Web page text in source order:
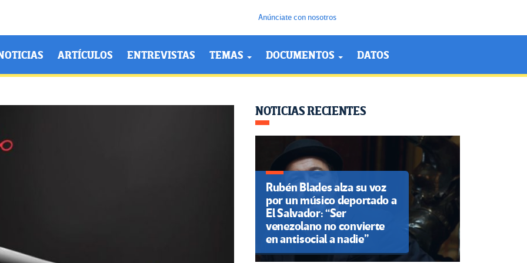
Anúnciate con nosotros
ARTÍCULOS ENTREVISTAS TEMAS DOCUMENTOS DATOS
NOTICIAS RECIENTES
Rubén Blades alza su voz
por un músico deportado a
El Salvador: “Ser
venezolano no convierte
en antisocial a nadie”